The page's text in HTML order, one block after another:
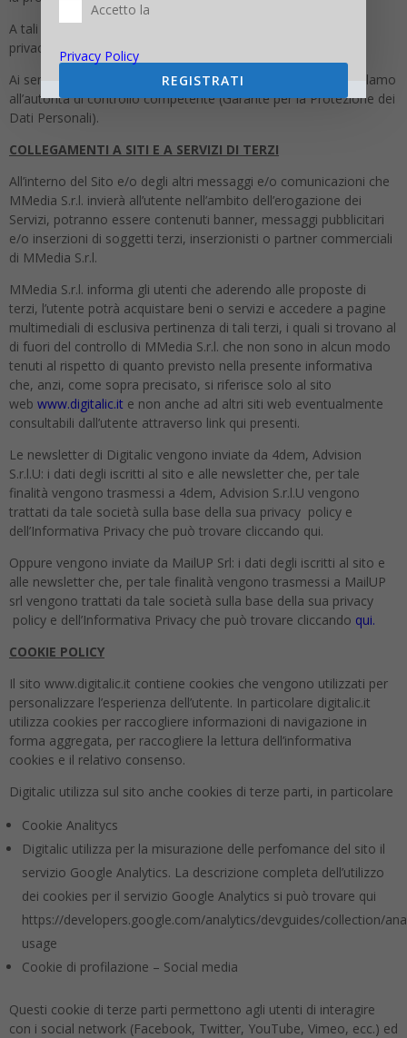
A tali fini, le richieste andranno rivolte via e-mail all’indirizzo
privacy@mmedia.info.
Ai sensi dell’art. 77 GDPR, infine, Lei ha diritto di proporre reclamo
all’autorità di controllo competente (Garante per la Protezione dei
Dati Personali).
COLLEGAMENTI A SITI E A SERVIZI DI TERZI
All’interno del Sito e/o degli altri messaggi e/o comunicazioni che
MMedia S.r.l. invierà all’utente nell’ambito dell’erogazione dei
Servizi, potranno essere contenuti banner, messaggi pubblicitari
e/o inserzioni di soggetti terzi, inserzionisti o partner commerciali
di MMedia S.r.l.
MMedia S.r.l. informa gli utenti che aderendo alle proposte di
terzi, l’utente potrà acquistare beni o servizi e accedere a pagine
multimediali di esclusiva pertinenza di tali terzi, i quali si trovano al
di fuori del controllo di MMedia S.r.l. che non sono in alcun modo
tenuti al rispetto di quanto previsto nella presente informativa
che, anzi, come sopra precisato, si riferisce solo al sito
web www.digitalic.it e non anche ad altri siti web eventualmente
consultabili dall’utente attraverso link qui presenti.
Le newsletter di Digitalic vengono inviate da 4dem, Advision
S.r.l.U: i dati degli iscritti al sito e alle newsletter che, per tale
finalità vengono trasmessi a 4dem, Advision S.r.l.U vengono
trattati da tale società sulla base della sua privacy policy e
dell’Informativa Privacy che può trovare cliccando qui.
Oppure vengono inviate da MailUP Srl: i dati degli iscritti al sito e
alle newsletter che, per tale finalità vengono trasmessi a MailUP
srl vengono trattati da tale società sulla base della sua privacy
policy e dell’Informativa Privacy che può trovare cliccando qui.
COOKIE POLICY
Il sito www.digitalic.it contiene cookies che vengono utilizzati per
personalizzare l’esperienza dell’utente. In particolare digitalic.it
utilizza cookies per raccogliere informazioni di navigazione in
forma aggregata, per raccogliere la lettura dell’informativa
cookies e il relativo consenso.
Digitalic utilizza sul sito anche cookies di terze parti, in particolare
Cookie Analitycs
Digitalic utilizza per la misurazione delle perfomance del sito il
servizio Google Analytics. La descrizione completa dell’utilizzo
dei cookies per il servizio Google Analytics si può trovare qui
https://developers.google.com/analytics/devguides/collection/
usage
Cookie di profilazione – Social media
Questi cookie di terze parti permettono agli utenti di interagire
con i social network (Facebook, Twitter, YouTube, Vimeo, ecc.) ed
Accetto la
Privacy Policy
REGISTRATI